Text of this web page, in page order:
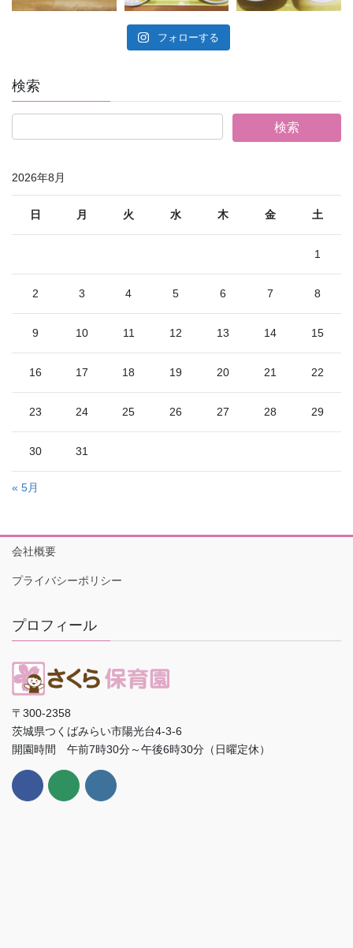
フォローする
検索
2026年8月
日 月 火 水 木 金 土
1
2 3 4 5 6 7 8
9 10 11 12 13 14 15
16 17 18 19 20 21 22
23 24 25 26 27 28 29
30 31
« 5月
会社概要
プライバシーポリシー
プロフィール
〒300-2358
茨城県つくばみらい市陽光台4-3-6
開園時間 午前7時30分～午後6時30分（日曜定休）